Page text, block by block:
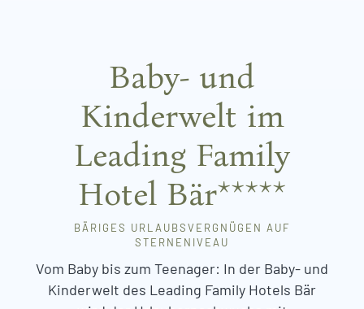
Baby- und
Kinderwelt im
Leading Family
Hotel Bär*****
BÄRIGES URLAUBSVERGNÜGEN AUF
STERNENIVEAU
Vom Baby bis zum Teenager: In der Baby- und
Kinderwelt des Leading Family Hotels Bär